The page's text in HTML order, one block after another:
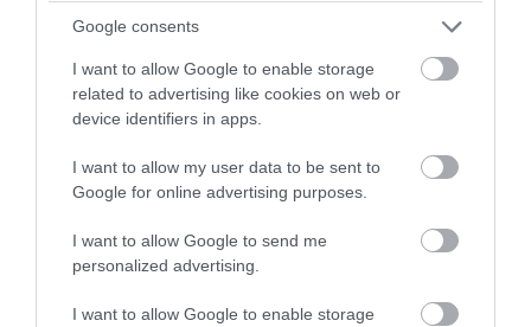
Google consents
I want to allow Google to enable storage
related to advertising like cookies on web or
device identifiers in apps.
I want to allow my user data to be sent to
Google for online advertising purposes.
I want to allow Google to send me
personalized advertising.
I want to allow Google to enable storage
79-79
78-79
Τάπα του Μιλουτίνοφ στον Μήτογλου
αλλά με την 2η κερδίζει φάουλ ο άσος του
78-79
Η μπάλα στον Παναθηναϊκό